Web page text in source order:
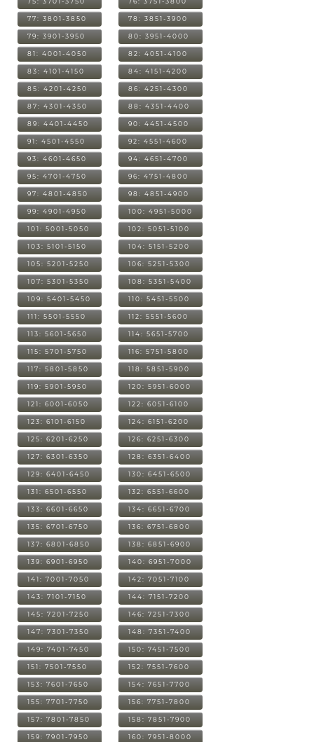
77: 3801-3850 78: 3851-3900
79: 3901-3950 80: 3951-4000
81: 4001-4050 82: 4051-4100
83: 4101-4150 84: 4151-4200
85: 4201-4250 86: 4251-4300
87: 4301-4350 88: 4351-4400
89: 4401-4450 90: 4451-4500
91: 4501-4550 92: 4551-4600
93: 4601-4650 94: 4651-4700
95: 4701-4750 96: 4751-4800
97: 4801-4850 98: 4851-4900
99: 4901-4950 100: 4951-5000
101: 5001-5050 102: 5051-5100
103: 5101-5150 104: 5151-5200
105: 5201-5250 106: 5251-5300
107: 5301-5350 108: 5351-5400
109: 5401-5450 110: 5451-5500
111: 5501-5550 112: 5551-5600
113: 5601-5650 114: 5651-5700
115: 5701-5750 116: 5751-5800
117: 5801-5850 118: 5851-5900
119: 5901-5950 120: 5951-6000
121: 6001-6050 122: 6051-6100
123: 6101-6150 124: 6151-6200
125: 6201-6250 126: 6251-6300
127: 6301-6350 128: 6351-6400
129: 6401-6450 130: 6451-6500
131: 6501-6550 132: 6551-6600
133: 6601-6650 134: 6651-6700
135: 6701-6750 136: 6751-6800
137: 6801-6850 138: 6851-6900
139: 6901-6950 140: 6951-7000
141: 7001-7050 142: 7051-7100
143: 7101-7150 144: 7151-7200
145: 7201-7250 146: 7251-7300
147: 7301-7350 148: 7351-7400
149: 7401-7450 150: 7451-7500
151: 7501-7550 152: 7551-7600
153: 7601-7650 154: 7651-7700
155: 7701-7750 156: 7751-7800
157: 7801-7850 158: 7851-7900
159: 7901-7950 160: 7951-8000